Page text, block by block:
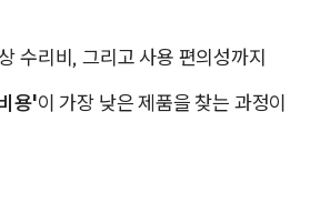
수리비, 그리고 사용 편의성까지
용'이 가장 낮은 제품을 찾는 과정이